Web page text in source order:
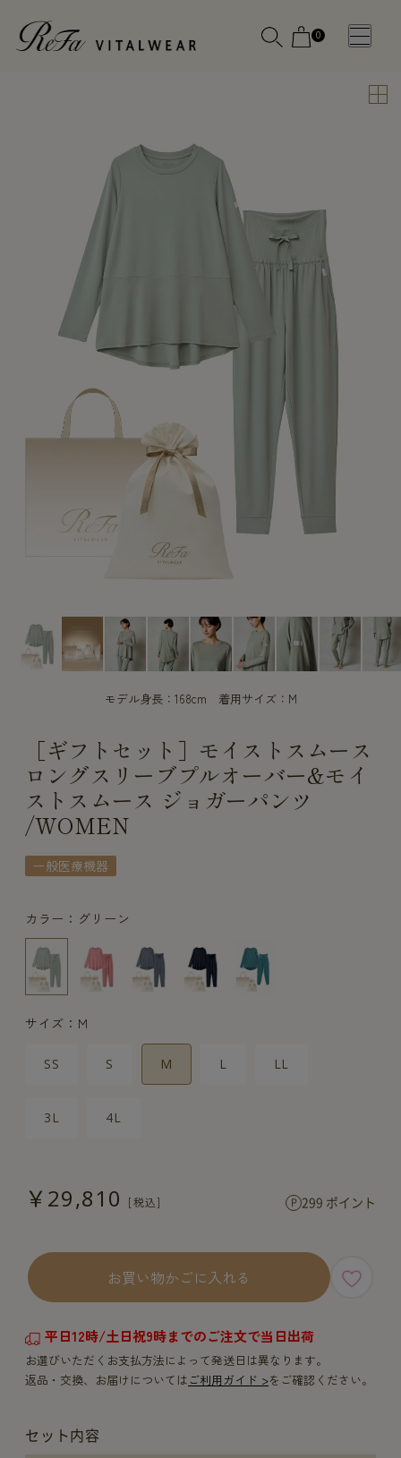
0
WOMEN
全ての商
SLEEP WEAR
アクセ
メディ
カル
ピロー
全ての商
SLEEP WEAR
アクセ
メディ
カル
ピロー
モデル身長：168cm 着用サイズ：M
［ギフトセット］モイストスムース
ロングスリーブプルオーバー&モイ
ストスムース ジョガーパンツ
/WOMEN
一般医療機器
カラー：グリーン
サイズ：M
SS S M L LL
3L 4L
￥29,810 299 ポイント
お買い物かごに入れる
平日12時/土日祝9時までのご注文で当日出荷
お選びいただくお支払方法によって発送日は異なります。
返品・交換、お届けについてはご利用ガイド >をご確認ください。
セット内容